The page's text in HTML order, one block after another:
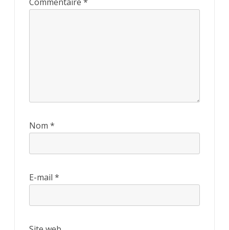
Nom *
E-mail *